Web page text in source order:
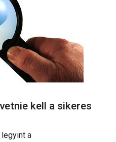
kell a sikeres
a